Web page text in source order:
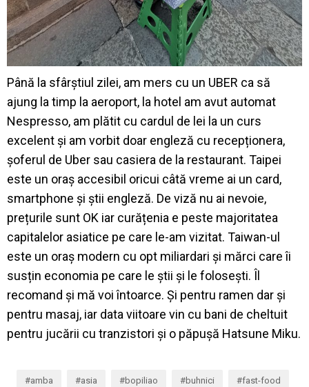
Până la sfârștiul zilei, am mers cu un UBER ca să
ajung la timp la aeroport, la hotel am avut automat
Nespresso, am plătit cu cardul de lei la un curs
excelent și am vorbit doar engleză cu recepționera,
șoferul de Uber sau casiera de la restaurant. Taipei
este un oraș accesibil oricui câtă vreme ai un card,
smartphone și știi engleză. De viză nu ai nevoie,
prețurile sunt OK iar curățenia e peste majoritatea
capitalelor asiatice pe care le-am vizitat. Taiwan-ul
este un oraș modern cu opt miliardari și mărci care îi
susțin economia pe care le știi și le folosești. Îl
recomand și mă voi întoarce. Și pentru ramen dar și
pentru masaj, iar data viitoare vin cu bani de cheltuit
pentru jucării cu tranzistori și o păpușă Hatsune Miku.
amba asia bopiliao buhnici fast-food